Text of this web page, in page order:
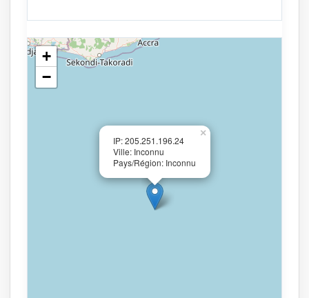
IP: 205.251.196.24
Ville: Inconnu
Pays/Région: Inconnu
×
+
−